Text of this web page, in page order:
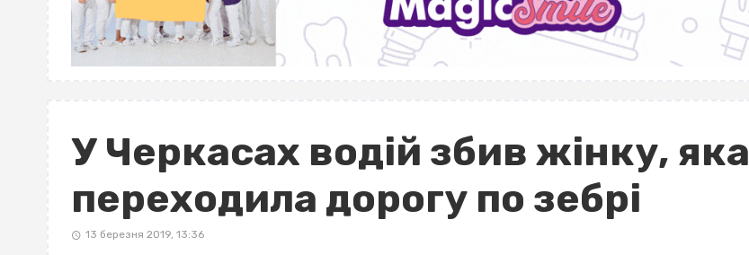
У Черкасах водій збив жінку, яка
переходила дорогу по зебрі
13 березня 2019, 13:36